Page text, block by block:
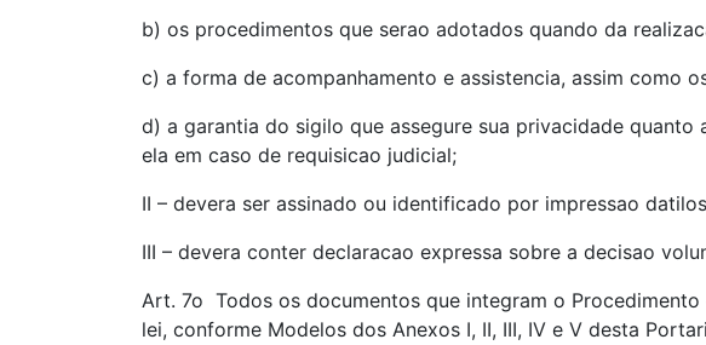
b) os procedimentos que serao adotados quando da
c) a forma de acompanhamento e assistencia, assim como
d) a garantia do sigilo que assegure sua privacidade
ela em caso de requisicao judicial;
II – devera ser assinado ou identificado por impressao
III – devera conter declaracao expressa sobre a decisao
Art. 7o Todos os documentos que integram o
lei, conforme Modelos dos Anexos I, II, III, IV e V desta